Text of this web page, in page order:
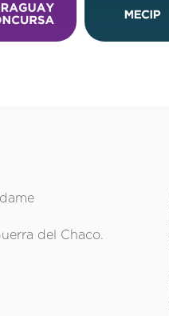
del Chaco.